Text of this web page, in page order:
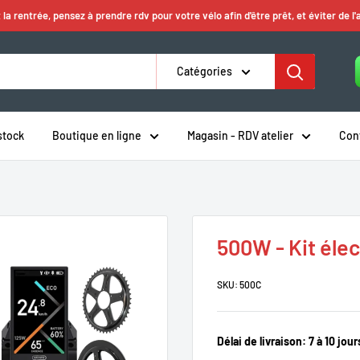
la rentrée, pensez à prendre rdv pour votre vélo afin d'être prêt, et éviter de
Catégories
Boutique en ligne Magasin - RDV atelier
500W - Kit
SKU: 500C
Délai de livraison: 7 à 10